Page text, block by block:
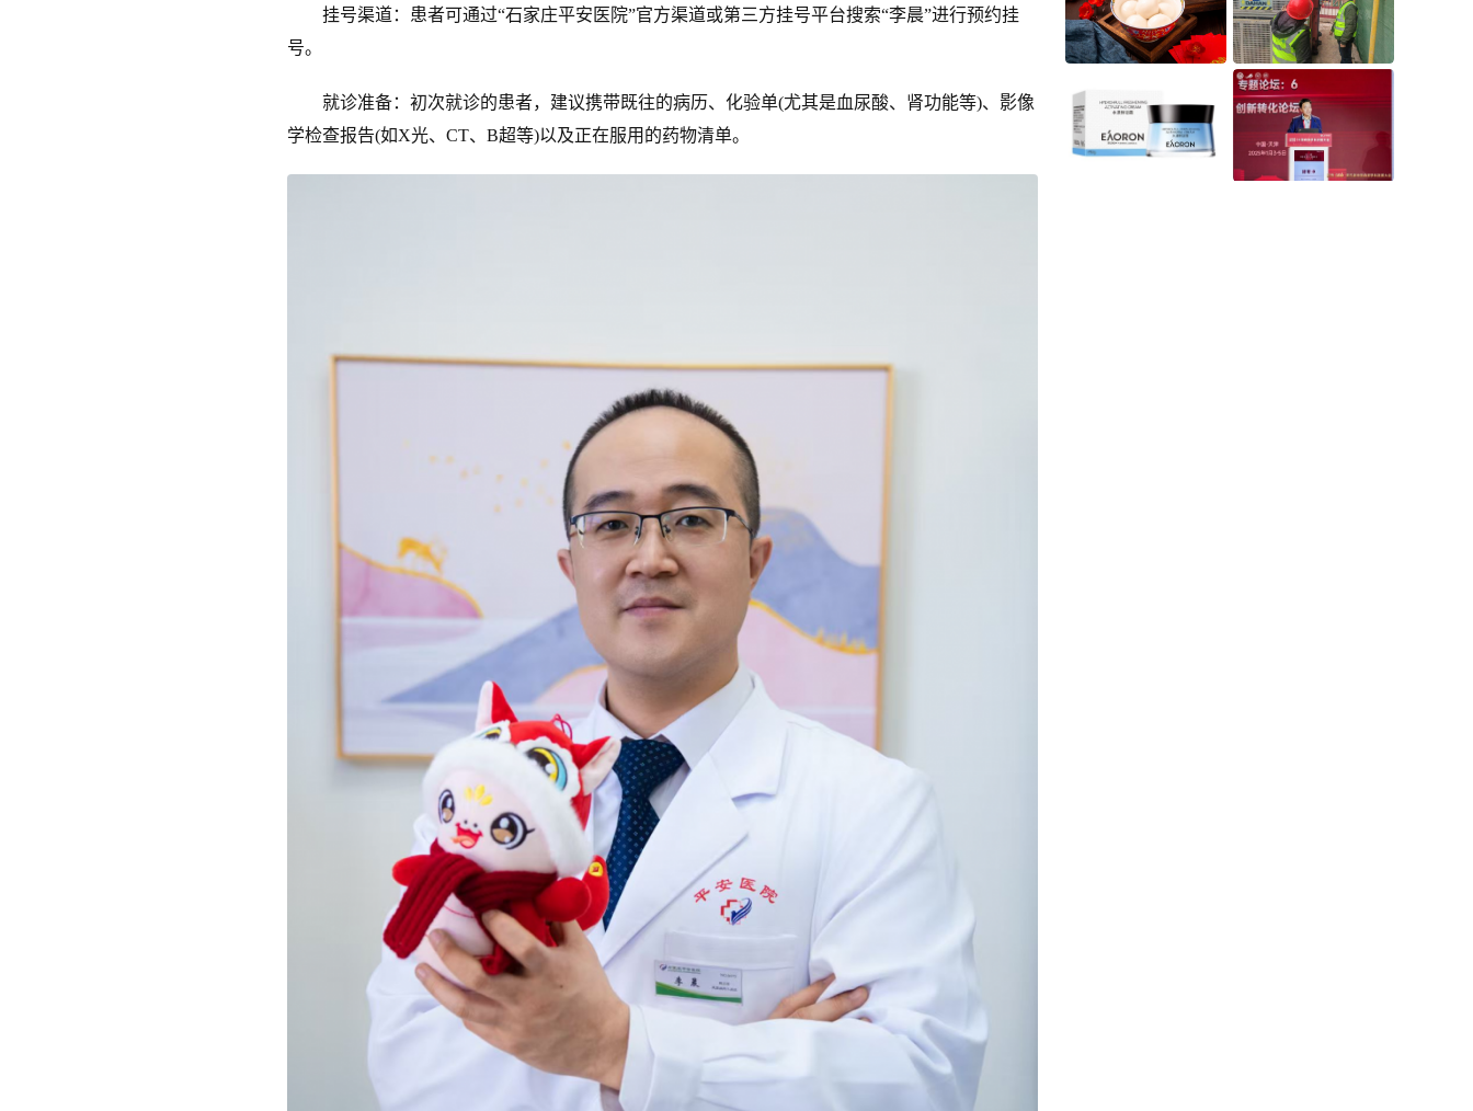
挂号渠道：患者可通过“石家庄平安医院”官方渠道或第三方挂号平台搜索“李晨”进行预约挂
号。
就诊准备：初次就诊的患者，建议携带既往的病历、化验单(尤其是血尿酸、肾功能等)、影像
学检查报告(如X光、CT、B超等)以及正在服用的药物清单。
lifespace益倍适960亿超
感益生菌来救援！
筑牢“安全堤”！鹿寨县
中药材生产加工基地项
目冲刺“开门红”